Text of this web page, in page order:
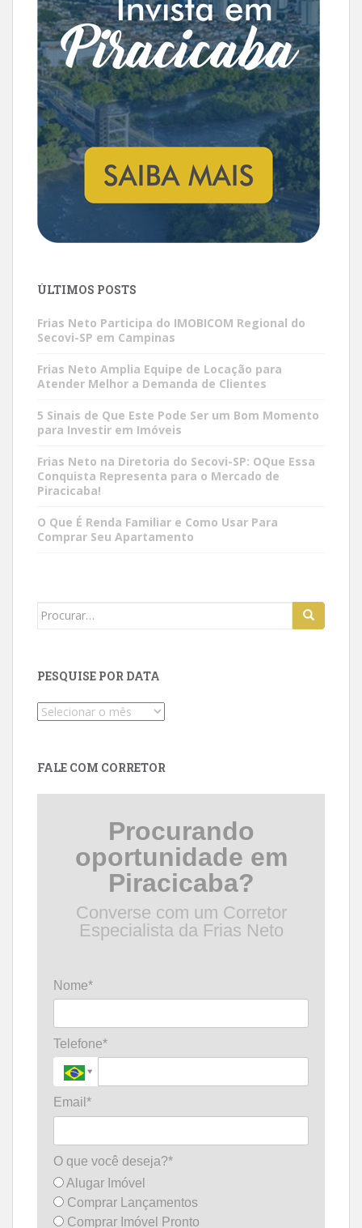
ÚLTIMOS POSTS
Frias Neto Participa do IMOBICOM Regional do
Secovi-SP em Campinas
Frias Neto Amplia Equipe de Locação para
Atender Melhor a Demanda de Clientes
5 Sinais de Que Este Pode Ser um Bom Momento
para Investir em Imóveis
Frias Neto na Diretoria do Secovi-SP: OQue Essa
Conquista Representa para o Mercado de
Piracicaba!
O Que É Renda Familiar e Como Usar Para
Comprar Seu Apartamento
Search
PESQUISE POR DATA
Pesquise
FALE COM CORRETOR
Procurando
oportunidade em
Piracicaba?
Converse com um Corretor
Especialista da Frias Neto
Nome*
Telefone*
Email*
O que você deseja?*
Alugar Imóvel
Comprar Lançamentos
Comprar Imóvel Pronto